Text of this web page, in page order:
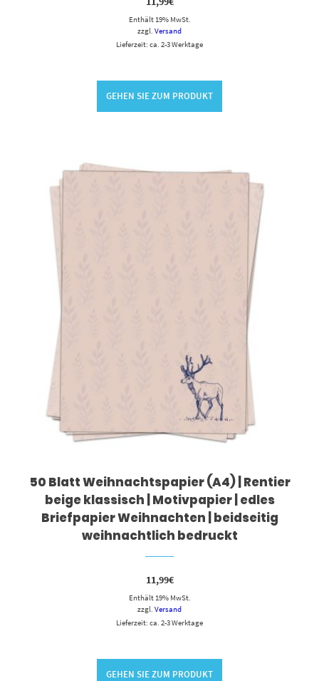
Enthält 19% MwSt.
zzgl. Versand
Lieferzeit: ca. 2-3 Werktage
GEHEN SIE ZUM PRODUKT
50 Blatt Weihnachtspapier (A4) | Rentier
beige klassisch | Motivpapier | edles
Briefpapier Weihnachten | beidseitig
weihnachtlich bedruckt
11,99€
Enthält 19% MwSt.
zzgl. Versand
Lieferzeit: ca. 2-3 Werktage
GEHEN SIE ZUM PRODUKT